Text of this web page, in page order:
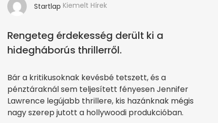
Startlap Kiemelt Hírek
Rengeteg érdekesség derült ki a
hidegháborús thrillerről.
Bár a kritikusoknak kevésbé tetszett, és a
pénztáraknál sem teljesített fényesen Jennifer
Lawrence legújabb thrillere, kis hazánknak mégis
nagy szerep jutott a hollywoodi produkcióban.